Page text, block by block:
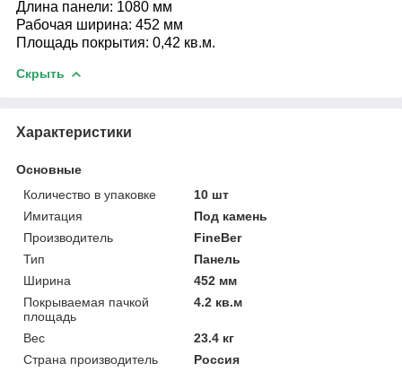
Длина панели: 1080 мм
Рабочая ширина: 452 мм
Площадь покрытия: 0,42 кв.м.
Скрыть
Характеристики
Основные
Количество в упаковке
10 шт
Имитация
Под камень
Производитель
FineBer
Тип
Панель
Ширина
452 мм
Покрываемая пачкой
площадь
4.2 кв.м
Вес
23.4 кг
Страна производитель
Россия